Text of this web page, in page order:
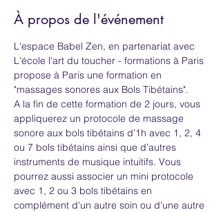
À propos de l'événement
L'espace Babel Zen, en partenariat avec
L'école l'art du toucher - formations à Paris
propose à Paris une formation en
"massages sonores aux Bols Tibétains".
A la fin de cette formation de 2 jours, vous
appliquerez un protocole de massage
sonore aux bols tibétains d’1h avec 1, 2, 4
ou 7 bols tibétains ainsi que d’autres
instruments de musique intuitifs. Vous
pourrez aussi associer un mini protocole
avec 1, 2 ou 3 bols tibétains en
complément d'un autre soin ou d'une autre